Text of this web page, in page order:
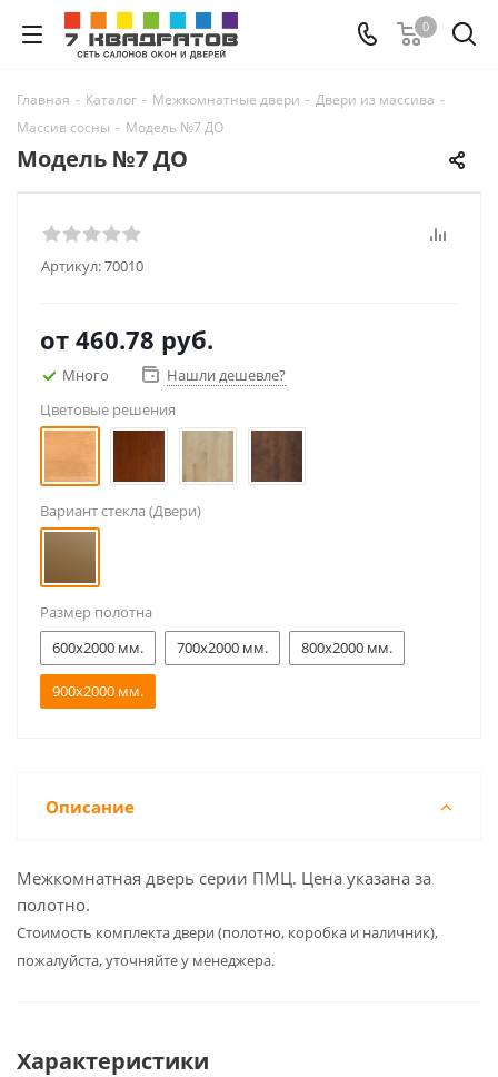
0
Главная - Каталог - Межкомнатные двери - Двери из массива -
Массив сосны - Модель №7 ДО
Модель №7 ДО
Артикул:70010
от 460.78 руб.
Много
Нашли дешевле?
Цветовые решения
Вариант стекла (Двери)
Размер полотна
600x2000 мм.
700x2000 мм. 800x2000 мм.
900x2000 мм.
Описание
Межкомнатная дверь серии ПМЦ. Цена указана за
полотно.
Cтоимость комплекта двери (полотно, коробка и наличник),
пожалуйста, уточняйте у менеджера.
Характеристики